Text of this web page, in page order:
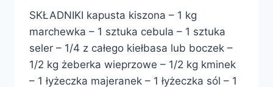
SKŁADNIKI kapusta kiszona – 1 kg
marchewka – 1 sztuka cebula – 1 sztuka
seler – 1/4 z całego kiełbasa lub boczek –
1/2 kg żeberka wieprzowe – 1/2 kg kminek
– 1 łyżeczka majeranek – 1 łyżeczka sól – 1